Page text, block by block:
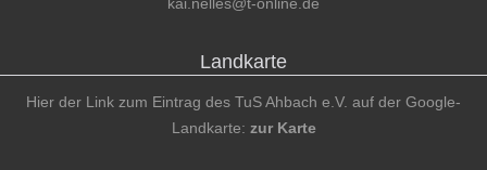
kai.nelles@t-online.de
Landkarte
Hier der Link zum Eintrag des TuS Ahbach e.V. auf der Google-
Landkarte: zur Karte